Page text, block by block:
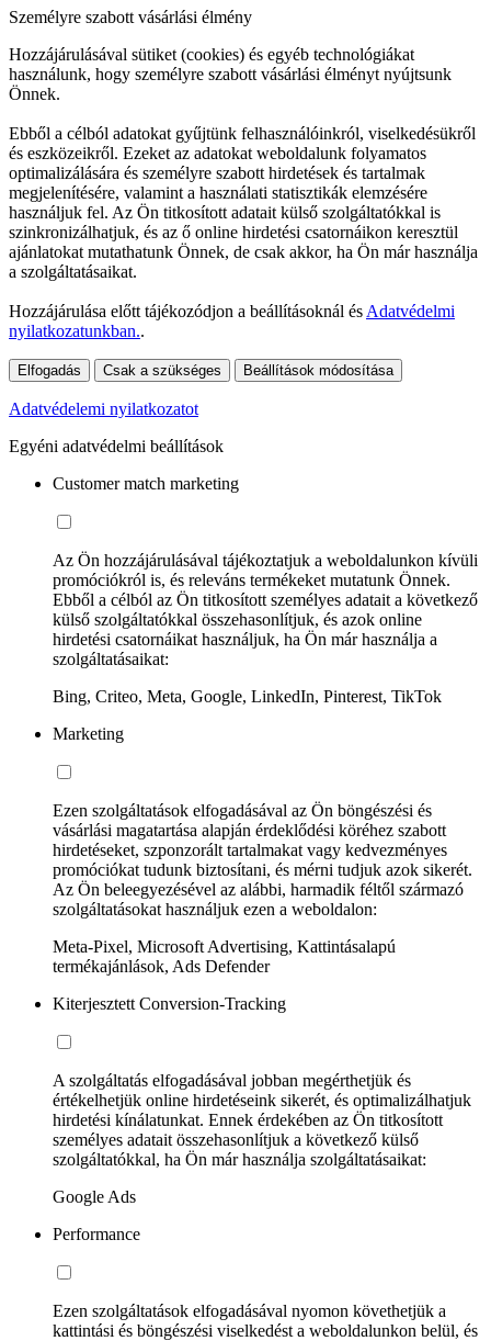
Személyre szabott vásárlási élmény
Hozzájárulásával sütiket (cookies) és egyéb technológiákat
használunk, hogy személyre szabott vásárlási élményt nyújtsunk
Önnek.
Ebből a célból adatokat gyűjtünk felhasználóinkról, viselkedésükről
és eszközeikről. Ezeket az adatokat weboldalunk folyamatos
optimalizálására és személyre szabott hirdetések és tartalmak
megjelenítésére, valamint a használati statisztikák elemzésére
használjuk fel. Az Ön titkosított adatait külső szolgáltatókkal is
szinkronizálhatjuk, és az ő online hirdetési csatornáikon keresztül
ajánlatokat mutathatunk Önnek, de csak akkor, ha Ön már használja
a szolgáltatásaikat.
Hozzájárulása előtt tájékozódjon a beállításoknál ésAdatvédelmi
nyilatkozatunkban..
Elfogadás Csak a szükséges Beállítások módosítása
Adatvédelemi nyilatkozatot
Egyéni adatvédelmi beállítások
Customer match marketing
Az Ön hozzájárulásával tájékoztatjuk a weboldalunkon kívüli
promóciókról is, és releváns termékeket mutatunk Önnek.
Ebből a célból az Ön titkosított személyes adatait a következő
külső szolgáltatókkal összehasonlítjuk, és azok online
hirdetési csatornáikat használjuk, ha Ön már használja a
szolgáltatásaikat:
Bing, Criteo, Meta, Google, LinkedIn, Pinterest, TikTok
Marketing
Ezen szolgáltatások elfogadásával az Ön böngészési és
vásárlási magatartása alapján érdeklődési köréhez szabott
hirdetéseket, szponzorált tartalmakat vagy kedvezményes
promóciókat tudunk biztosítani, és mérni tudjuk azok sikerét.
Az Ön beleegyezésével az alábbi, harmadik féltől származó
szolgáltatásokat használjuk ezen a weboldalon:
Meta-Pixel, Microsoft Advertising, Kattintásalapú
termékajánlások, Ads Defender
Kiterjesztett Conversion-Tracking
A szolgáltatás elfogadásával jobban megérthetjük és
értékelhetjük online hirdetéseink sikerét, és optimalizálhatjuk
hirdetési kínálatunkat. Ennek érdekében az Ön titkosított
személyes adatait összehasonlítjuk a következő külső
szolgáltatókkal, ha Ön már használja szolgáltatásaikat:
Google Ads
Performance
Ezen szolgáltatások elfogadásával nyomon követhetjük a
kattintási és böngészési viselkedést a weboldalunkon belül, és